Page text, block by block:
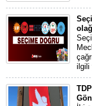
ilgili